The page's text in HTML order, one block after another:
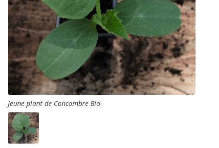
Jeune plant de Concombre Bio